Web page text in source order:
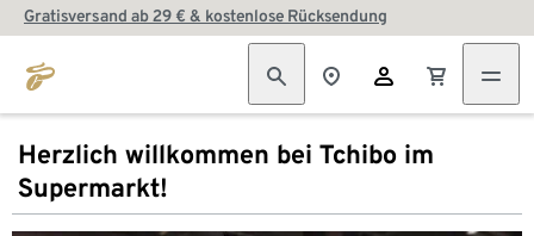
Gratisversand ab 29 € & kostenlose Rücksendung
Herzlich willkommen bei Tchibo im
Supermarkt!